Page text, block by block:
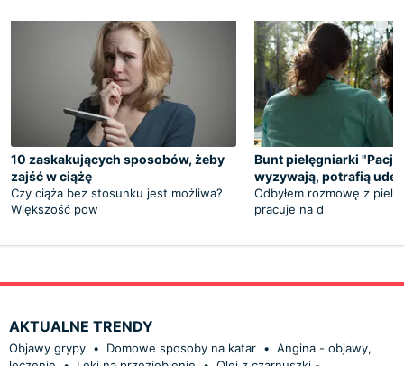
10 zaskakujących sposobów, żeby
zajść w ciążę
Czy ciąża bez stosunku jest możliwa?
Większość pow
Bunt pielęgniarki
wyzywają, potrafią
Odbyłem rozmowę z
pracuje na d
AKTUALNE TRENDY
Objawy grypy • Domowe sposoby na katar • Angina - objawy,